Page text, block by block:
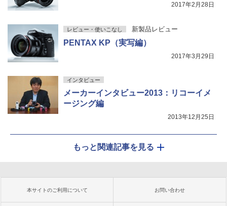
2017年2月28日
レビュー・使いこなし 新製品レビュー
PENTAX KP（実写編）
2017年3月29日
インタビュー
メーカーインタビュー2013：リコーイメ
ージング編
2013年12月25日
もっと関連記事を見る
本サイトのご利用について お問い合わせ